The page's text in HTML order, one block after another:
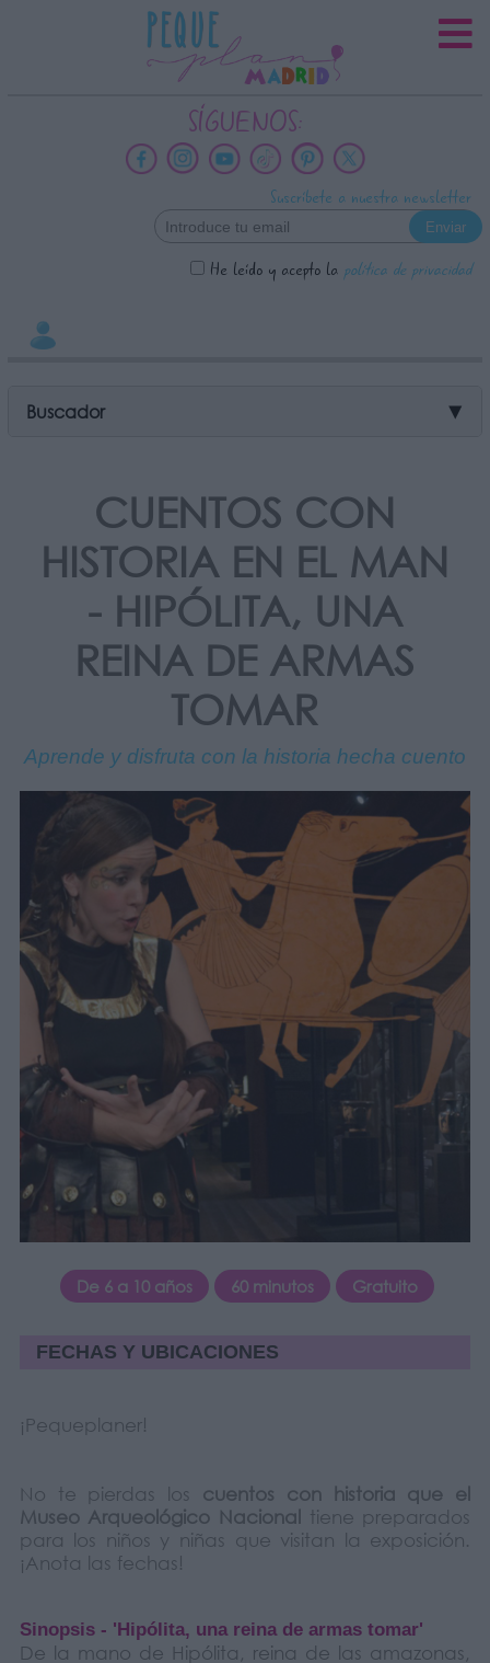
SÍGUENOS:
Suscríbete a nuestra newsletter
He leído y acepto la política de privacidad
Buscador ▼
CUENTOS CON
HISTORIA EN EL MAN
- HIPÓLITA, UNA
REINA DE ARMAS
TOMAR
Aprende y disfruta con la historia hecha cuento
De 6 a 10 años 60 minutos Gratuito
FECHAS Y UBICACIONES
¡Pequeplaner!
No te pierdas los
cuentos con historia que el
Museo Arqueológico Nacional tiene preparados
para los niños y niñas que visitan la exposición.
¡Anota las fechas!
Sinopsis - 'Hipólita, una reina de armas tomar'
De la mano de Hipólita, reina de las amazonas,
INFORMACION SOBRE LA
PROTECCIÓN DE TUS DATOS
Datos tratados:
Información adicional